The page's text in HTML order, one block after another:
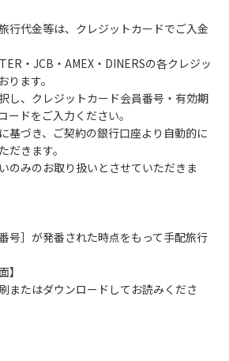
いただきます。
行代金等は、クレジットカードでご入金
・JCB・AMEX・DINERSの各クレジッ
ります。
し、クレジットカード会員番号・有効期
ードをご入力ください。
基づき、ご契約の銀行口座より自動的に
だきます。
のみのお取り扱いとさせていただきま
号］が発番された時点をもって手配旅行
】
またはダウンロードしてお読みくださ